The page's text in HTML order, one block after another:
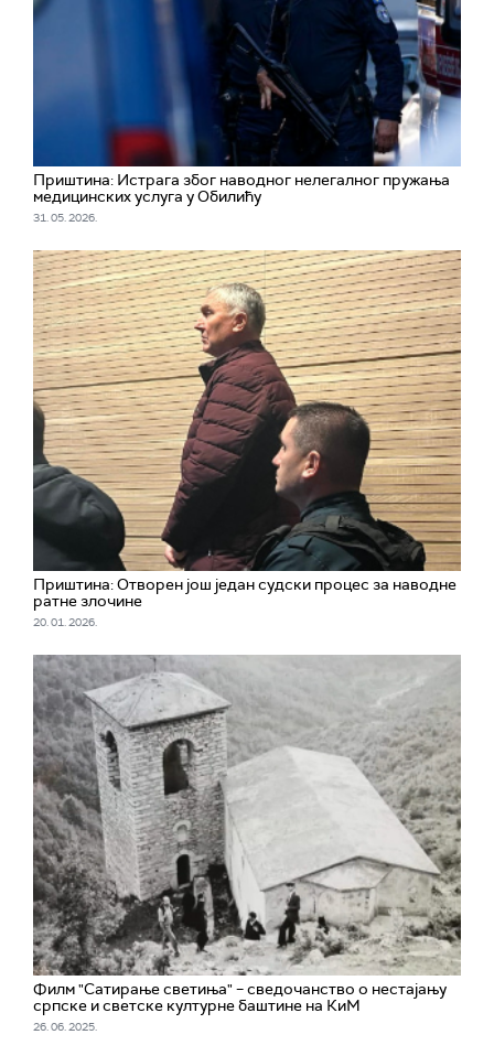
Приштина: Истрага због наводног нелегалног пружања
медицинских услуга у Обилићу
31. 05. 2026.
Приштина: Отворен још један судски процес за наводне
ратне злочине
20. 01. 2026.
Филм "Сатирање светиња" – сведочанство о нестајању
српске и светске културне баштине на КиМ
26. 06. 2025.